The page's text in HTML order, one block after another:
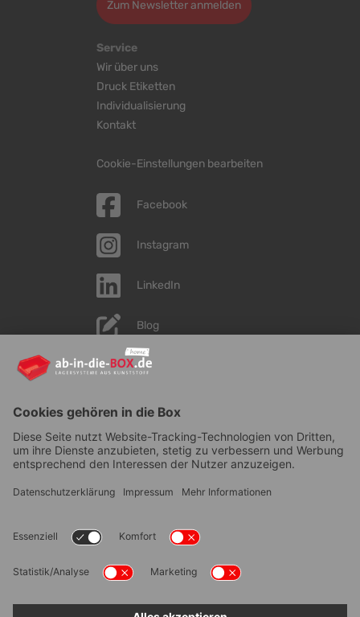
Zum Newsletter anmelden
Service
Wir über uns
Druck Etiketten
Individualisierung
Kontakt
Cookie-Einstellungen bearbeiten
Facebook
Instagram
LinkedIn
Blog
YouTube
Bestellvorgang|Impressum|Information zur